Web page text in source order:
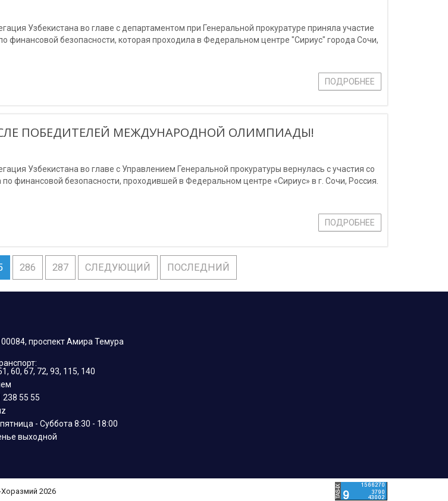
Узбекистана во главе с департаментом при Генеральной прокуратуре приняла участие
финансовой безопасности, которая проходила в Федеральном центре "Сириус" города Сочи,
ПОДРОБНЕЕ
ПОБЕДИТЕЛЕЙ МЕЖДУНАРОДНОЙ ОЛИМПИАДЫ!
Узбекистана во главе с Управлением Генеральной прокуратуры вернулась с участия со
финансовой безопасности, проходившей в Федеральном центре «Сириус» в г. Сочи, Россия.
ПОДРОБНЕЕ
286 287 СЛЕДУЮЩИЙ ПОСЛЕДНИЙ
проспект Амира Темура
60, 67, 72, 93, 115, 140
55 55
- Суббота 8:30 - 18:00
выходной
2026